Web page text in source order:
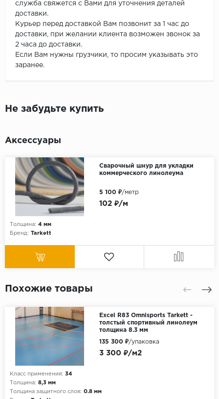
служба свяжется с Вами для уточнения деталей
доставки.
Курьер перед доставкой Вам позвонит за 1 час до
доставки, при желании клиента возможен звонок за
2 часа до доставки.
Если Вам нужны грузчики, то просим указывать это
заранее.
Не забудьте купить
Аксессуары
Сварочный шнур для укладки
коммерческого линолеума
Толщина: 4 мм
Бренд: Tarkett
102 ₽/м
5 100 ₽/метр
Похожие товары
Excel R83 Omnisports Tarkett -
толстый спортивный линолеум
толщина 8.3 мм
Класс применения: 34
Толщина: 8,3 мм
Толщина защитного слоя: 0.8 мм
3 300 ₽/м2
135 300 ₽/упаковка